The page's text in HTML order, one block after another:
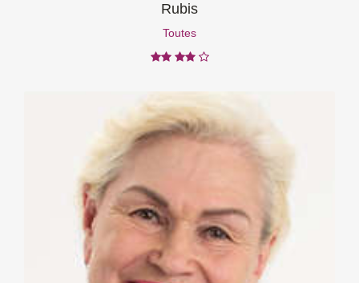
Rubis
Toutes